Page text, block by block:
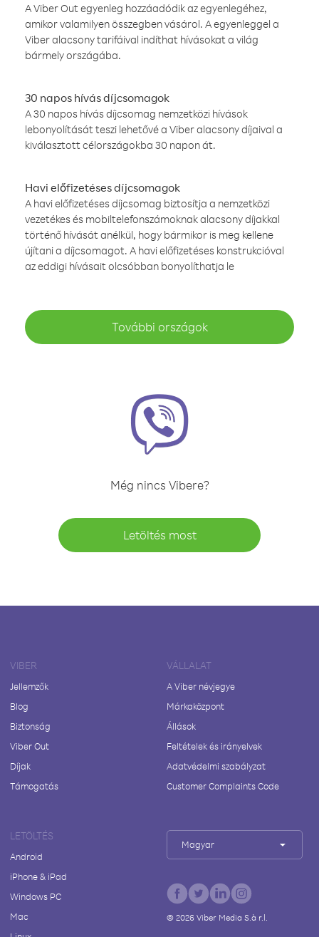
A Viber Out egyenleg hozzáadódik az egyenlegéhez,
amikor valamilyen összegben vásárol. A egyenleggel a
Viber alacsony tarifáival indíthat hívásokat a világ
bármely országába.
30 napos hívás díjcsomagok
A 30 napos hívás díjcsomag nemzetközi hívások
lebonyolítását teszi lehetővé a Viber alacsony díjaival a
kiválasztott célországokba 30 napon át.
Havi előfizetéses díjcsomagok
A havi előfizetéses díjcsomag biztosítja a nemzetközi
vezetékes és mobiltelefonszámoknak alacsony díjakkal
történő hívását anélkül, hogy bármikor is meg kellene
újítani a díjcsomagot. A havi előfizetéses konstrukcióval
az eddigi hívásait olcsóbban bonyolíthatja le
További országok
Még nincs Vibere?
Letöltés most
VIBER
Jellemzők
Blog
Biztonság
Viber Out
Díjak
Támogatás
VÁLLALAT
A Viber névjegye
Márkaközpont
Állások
Feltételek és irányelvek
Adatvédelmi szabályzat
Customer Complaints Code
LETÖLTÉS
Android
iPhone & iPad
Windows PC
Mac
Magyar
© 2026Viber Media S.à r.l.